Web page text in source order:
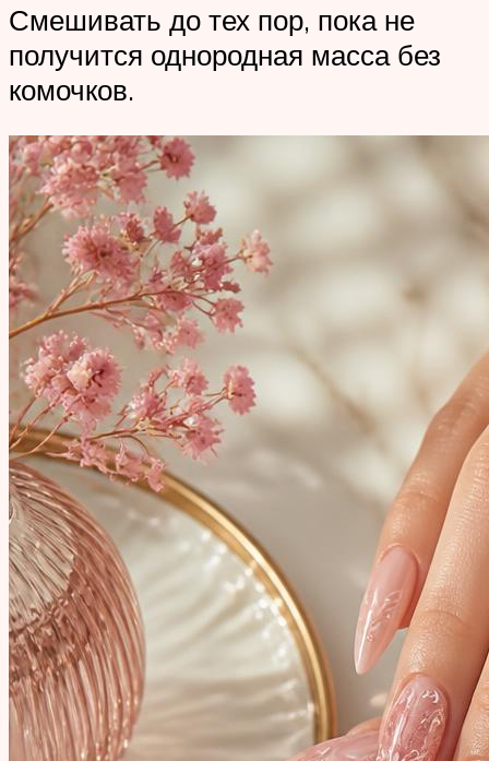
Смешивать до тех пор, пока не
получится однородная масса без
комочков.